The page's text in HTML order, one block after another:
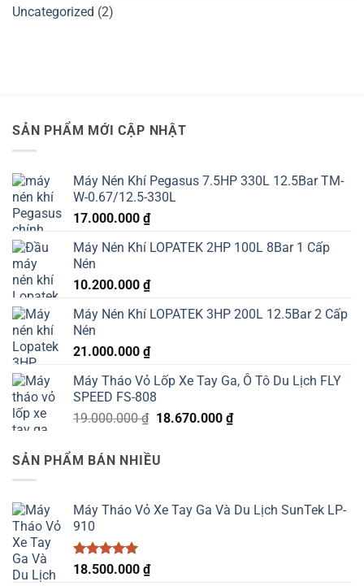
Uncategorized (2)
SẢN PHẨM MỚI CẬP NHẬT
Máy Nén Khí Pegasus 7.5HP 330L 12.5Bar TM-
W-0.67/12.5-330L
17.000.000 ₫
Máy Nén Khí LOPATEK 2HP 100L 8Bar 1 Cấp
Nén
10.200.000 ₫
Máy Nén Khí LOPATEK 3HP 200L 12.5Bar 2 Cấp
Nén
21.000.000 ₫
Máy Tháo Vỏ Lốp Xe Tay Ga, Ô Tô Du Lịch FLY
SPEED FS-808
19.000.000₫ Giá
là:
19.000.000 ₫.
18.670.000 ₫Giá
SẢN PHẨM BÁN NHIỀU
Máy Tháo Vỏ Xe Tay Ga Và Du Lịch SunTek LP-
910
Được xếp
18.500.000 ₫